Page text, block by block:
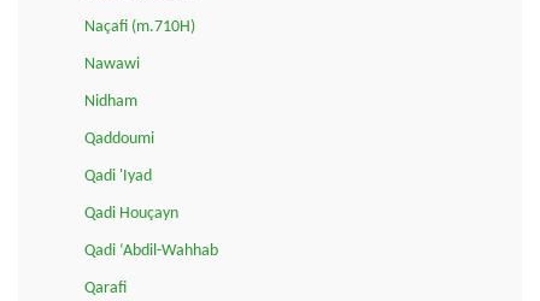
Naçafi (m.710H)
Nawawi
Nidham
Qaddoumi
Qadi 'Iyad
Qadi Houçayn
Qadi ‘Abdil-Wahhab
Qarafi